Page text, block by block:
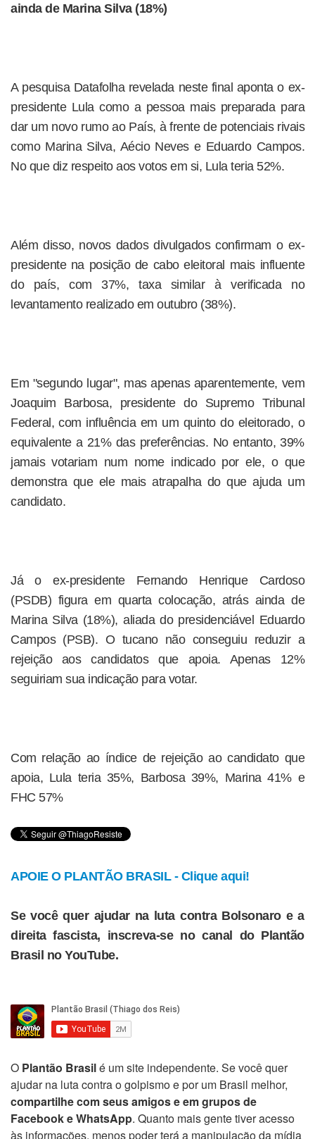
ainda de Marina Silva (18%)
A pesquisa Datafolha revelada neste final aponta o ex-
presidente Lula como a pessoa mais preparada para
dar um novo rumo ao País, à frente de potenciais rivais
como Marina Silva, Aécio Neves e Eduardo Campos.
No que diz respeito aos votos em si, Lula teria 52%.
Além disso, novos dados divulgados confirmam o ex-
presidente na posição de cabo eleitoral mais influente
do país, com 37%, taxa similar à verificada no
levantamento realizado em outubro (38%).
Em "segundo lugar", mas apenas aparentemente, vem
Joaquim Barbosa, presidente do Supremo Tribunal
Federal, com influência em um quinto do eleitorado, o
equivalente a 21% das preferências. No entanto, 39%
jamais votariam num nome indicado por ele, o que
demonstra que ele mais atrapalha do que ajuda um
candidato.
Já o ex-presidente Fernando Henrique Cardoso
(PSDB) figura em quarta colocação, atrás ainda de
Marina Silva (18%), aliada do presidenciável Eduardo
Campos (PSB). O tucano não conseguiu reduzir a
rejeição aos candidatos que apoia. Apenas 12%
seguiriam sua indicação para votar.
Com relação ao índice de rejeição ao candidato que
apoia, Lula teria 35%, Barbosa 39%, Marina 41% e
FHC 57%
APOIE O PLANTÃO BRASIL - Clique aqui!
Se você quer ajudar na luta contra Bolsonaro e a
direita fascista, inscreva-se no canal do Plantão
Brasil no YouTube.
O Plantão Brasilé um site independente. Se você quer
ajudar na luta contra o golpismo e por um Brasil melhor,
compartilhe com seus amigos e em grupos de
Facebook e WhatsApp. Quanto mais gente tiver acesso
às informações, menos poder terá a manipulação da mídia